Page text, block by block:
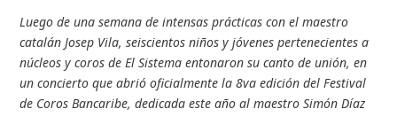
Luego de una semana de intensas prácticas con el maestro
catalán Josep Vila, seiscientos niños y jóvenes pertenecientes a
núcleos y coros de El Sistema entonaron su canto de unión, en
un concierto que abrió oficialmente la 8va edición del Festival
de Coros Bancaribe, dedicada este año al maestro Simón Díaz